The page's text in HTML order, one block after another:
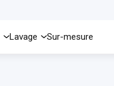
Lavage Sur-mesure